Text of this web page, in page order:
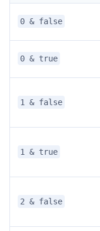
0 & false
0 & true
1 & false
1 & true
2 & false